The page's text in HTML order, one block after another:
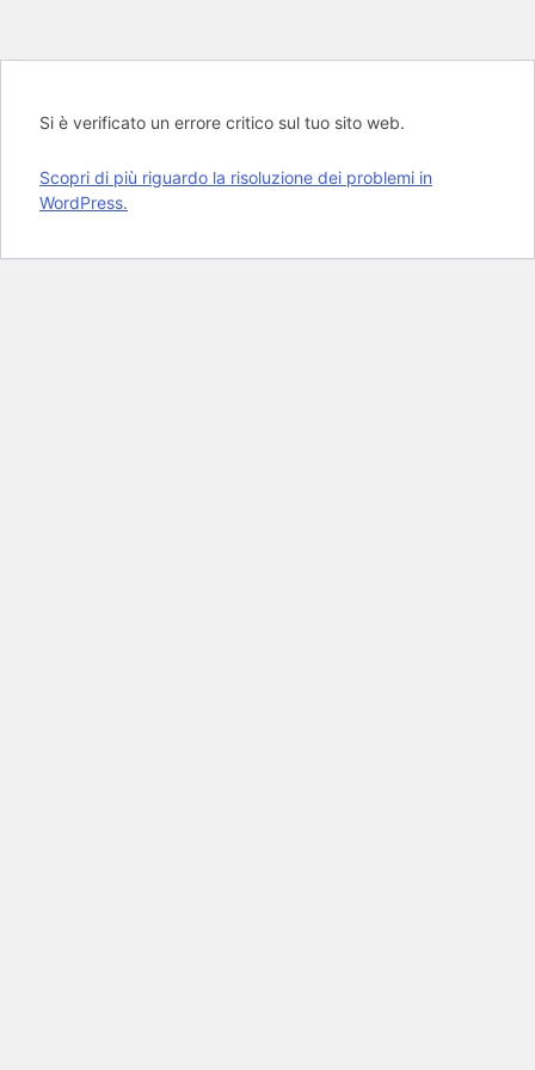
Si è verificato un errore critico sul tuo sito web.
Scopri di più riguardo la risoluzione dei problemi in
WordPress.